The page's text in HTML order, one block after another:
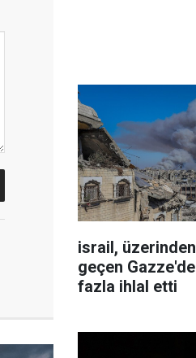
israil,
geçen
fazla ihlal etti